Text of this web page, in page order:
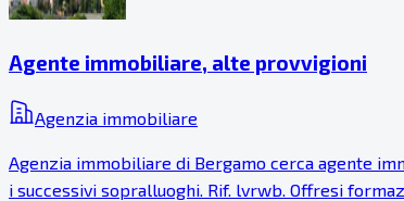
Agente immobiliare, alte provvigioni
Agenzia immobiliare
Agenzia immobiliare di Bergamo cerca agente
i successivi sopralluoghi. Rif. lvrwb. Offresi